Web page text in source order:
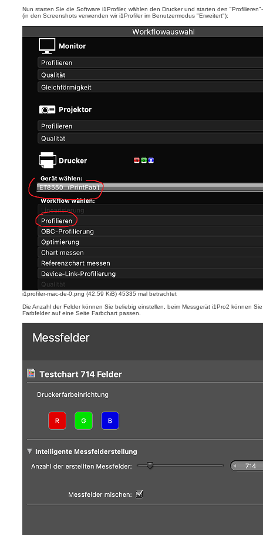
Nun starten Sie die Software i1Profiler, wählen den Drucker und starten den
(in den Screenshots verwenden wir i1Profiler im Benutzermodus "Erweitert"):
i1profiler-mac-de-0.png (42.59 KiB) 45335 mal betrachtet
Die Anzahl der Felder können Sie beliebig einstellen, beim Messgerät i1Pro2 können
Farbfelder auf eine Seite Farbchart passen.